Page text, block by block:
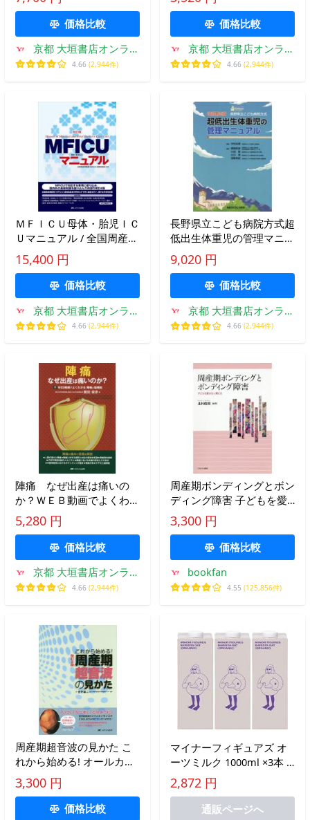
Ｐ法など最新Ｔｏｐｉｃｓ
解説 / 池田智明価格比較
京都 大垣書店オンライ
ン
4.66 (2,944件)
価格比較
京都 大垣書店オンライ
ン
4.66 (2,944件)
ＭＦＩＣＵ母体・胎児ＩＣ
Ｕマニュアル / 全国周産期
医療（ＭＦ
15,400 円
価格比較
京都 大垣書店オンライ
ン
4.66 (2,944件)
長野県立こども病院方式超
低出生体重児の管理マニュ
アル / 中村友彦
9,020 円
価格比較
京都 大垣書店オンライ
ン
4.66 (2,944件)
陣痛 なぜ出産は痛いの
か？ＷＥＢ動画でよくわか
る陣痛と脳機能 / 飯田俊彦
5,280 円
価格比較
京都 大垣書店オンライ
ン
4.66 (2,944件)
周産期ボンディングとボン
ディング障害 子どもを愛
せない親たち/北村俊則
3,300 円
価格比較
bookfan
4.55 (125,856件)
周産期超音波の見かた こ
れから始める! オールカラ
ー/金井雄二
3,300 円
価格比較
マイナーフィギュアズ オ
ーツミルク 1000ml ×3本 /
御影新生堂
2,872 円
通販ページへ